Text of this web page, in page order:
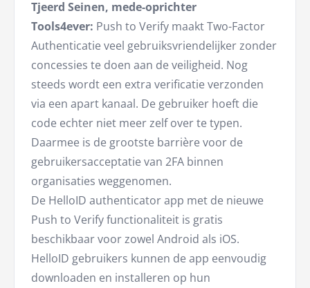
Tjeerd Seinen, mede-oprichter
Tools4ever: Push to Verify maakt Two-Factor
Authenticatie veel gebruiksvriendelijker zonder
concessies te doen aan de veiligheid. Nog
steeds wordt een extra verificatie verzonden
via een apart kanaal. De gebruiker hoeft die
code echter niet meer zelf over te typen.
Daarmee is de grootste barrière voor de
gebruikersacceptatie van 2FA binnen
organisaties weggenomen.
De HelloID authenticator app met de nieuwe
Push to Verify functionaliteit is gratis
beschikbaar voor zowel Android als iOS.
HelloID gebruikers kunnen de app eenvoudig
downloaden en installeren op hun